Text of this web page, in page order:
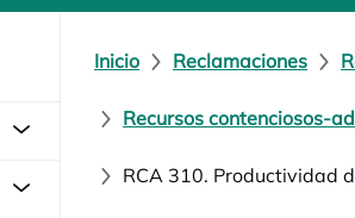
Inicio Reclamaciones
Recursos contenciosos-
RCA 310. Productividad